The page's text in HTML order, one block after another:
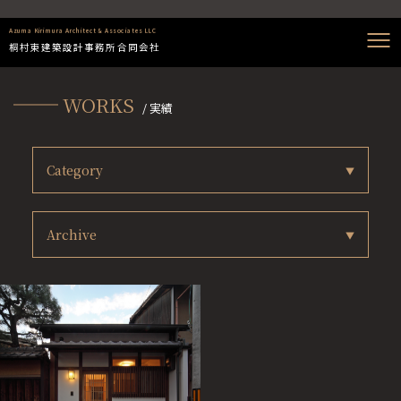
Azuma Kirimura Architect & Associates LLC
桐村東建築設計事務所合同会社
WORKS / 実績
Category
Archive